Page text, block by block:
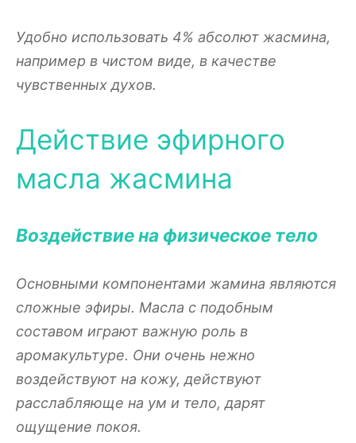
Удобно использовать 4% абсолют жасмина,
например в чистом виде, в качестве
чувственных духов.
Действие эфирного
масла жасмина
Воздействие на физическое тело
Основными компонентами жамина являются
сложные эфиры. Масла с подобным
составом играют важную роль в
аромакультуре. Они очень нежно
воздействуют на кожу, действуют
расслабляюще на ум и тело, дарят
ощущение покоя.